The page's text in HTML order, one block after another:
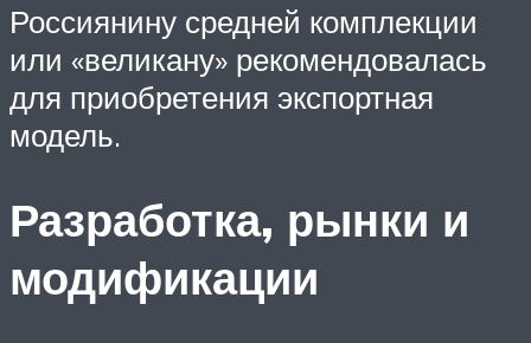
Россиянину средней комплекции
или «великану» рекомендовалась
для приобретения экспортная
модель.
Разработка, рынки и
модификации